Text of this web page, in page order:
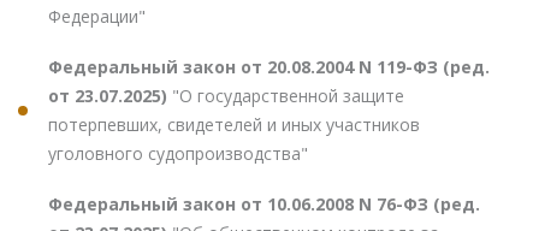
Федерации"
Федеральный закон от 20.08.2004 N 119-ФЗ (ред.
от 23.07.2025) "О государственной защите
потерпевших, свидетелей и иных участников
уголовного судопроизводства"
Федеральный закон от 10.06.2008 N 76-ФЗ (ред.